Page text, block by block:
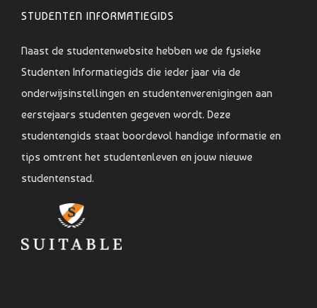
STUDENTEN INFORMATIEGIDS
Naast de studentenwebsite hebben we de fysieke
Studenten Informatiegids die ieder jaar via de
onderwijsinstellingen en studentenverenigingen aan
eerstejaars studenten gegeven wordt. Deze
studentengids staat boordevol handige informatie en
tips omtrent het studentenleven en jouw nieuwe
studentenstad.